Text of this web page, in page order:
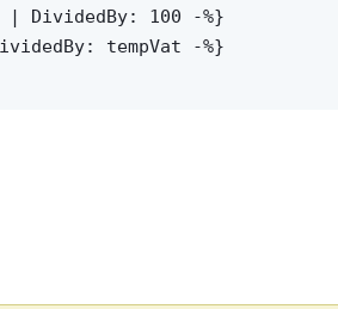
| DividedBy: 100 -%}
tempVat -%}